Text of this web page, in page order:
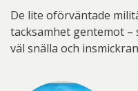
De lite oförväntade
tacksamhet gentemot
väl snälla och